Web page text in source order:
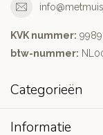
KVK nummer:
btw-nummer:
Categorieën
Informatie